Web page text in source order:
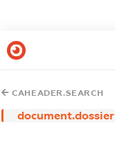
CAHEADER.SEARCH
document.dossier